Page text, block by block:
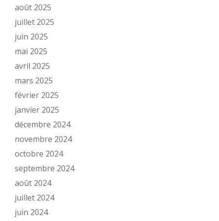
août 2025
juillet 2025
juin 2025
mai 2025
avril 2025
mars 2025
février 2025
janvier 2025
décembre 2024
novembre 2024
octobre 2024
septembre 2024
août 2024
juillet 2024
juin 2024